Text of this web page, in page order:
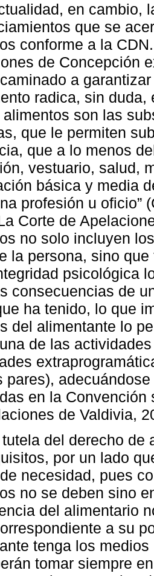
en cambio,
que se
conforme a la
de Concepción
a
radica, sin
alimentos son las
que le permiten
que a lo menos
vestuario, salud,
básica y media
profesión u oficio”
Corte de
no solo incluyen
la persona, sino
psicológica
consecuencias de
ha tenido, lo que
del alimentante lo
de las
pares),
en la Convención
de Valdivia,
del derecho
por un lado
necesidad, pues
no se deben sino
del alimentario
a su
tenga los
tomar siempre